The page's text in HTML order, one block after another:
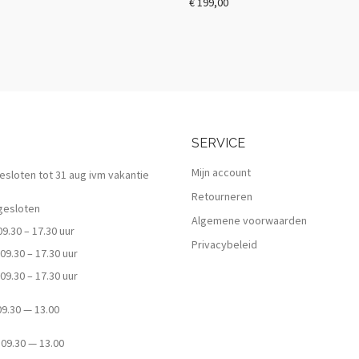
tot 31 aug ivm vakantie
– 17.30 uur
– 17.30 uur
– 17.30 uur
— 13.00
— 13.00
SERVICE
Mijn account
Retourneren
Algemene voorwaarden
Privacybeleid